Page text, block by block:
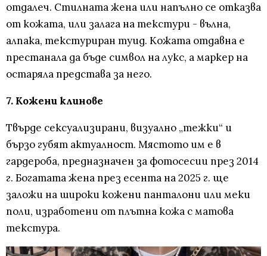
отдалеч. Стилната жена или напълно се отказва
от кожата, или залага на текстури - вълна,
алпака, текстуриран туид. Кожата отдавна е
престанала да бъде символ на лукс, а маркер на
остаряла представа за него.
7. Кожени клинове
Твърде сексуализирани, визуално „тежки“ и
бързо губят актуалност. Мястото им е в
гардероба, предназначен за фотосесии през 2014
г. Богатата жена през есента на 2025 г. ще
заложи на широки кожени панталони или меки
поли, изработени от плътна кожа с матова
текстура.